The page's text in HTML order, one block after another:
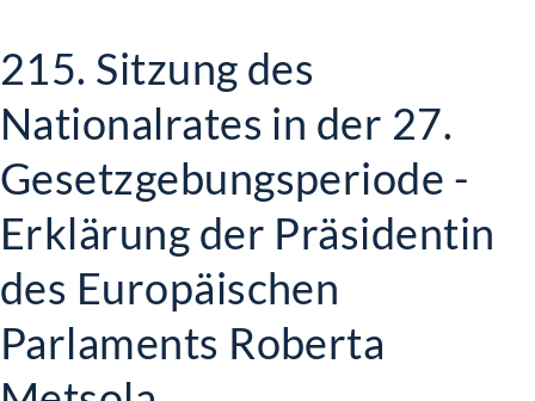
215. Sitzung des
Nationalrates in der 27.
Gesetzgebungsperiode -
Erklärung der Präsidentin
des Europäischen
Parlaments Roberta